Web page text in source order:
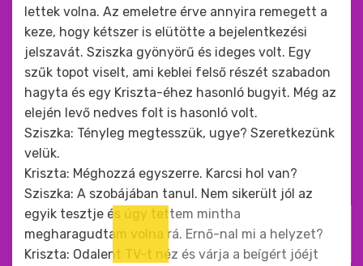
lettek volna. Az emeletre érve annyira remegett a
keze, hogy kétszer is elütötte a bejelentkezési
jelszavát. Sziszka gyönyörű és ideges volt. Egy
szűk topot viselt, ami keblei felső részét szabadon
hagyta és egy Kriszta-éhez hasonló bugyit. Még az
elején levő nedves folt is hasonló volt.
Sziszka: Tényleg megtesszük, ugye? Szeretkezünk
velük.
Kriszta: Méghozzá egyszerre. Karcsi hol van?
Sziszka: A szobájában tanul. Nem sikerült jól az
egyik tesztje és úgy tettem mintha
megharagudtam volna rá. Ernő-nal mi a helyzet?
Kriszta: Odalent TV-t néz és várja a beígért jóéjt